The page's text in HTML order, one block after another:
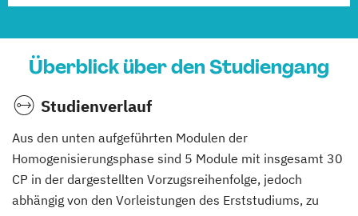
Überblick über den Studiengang
Studienverlauf
Aus den unten aufgeführten Modulen der
Homogenisierungsphase sind 5 Module mit insgesamt 30
CP in der dargestellten Vorzugsreihenfolge, jedoch
abhängig von den Vorleistungen des Erststudiums, zu